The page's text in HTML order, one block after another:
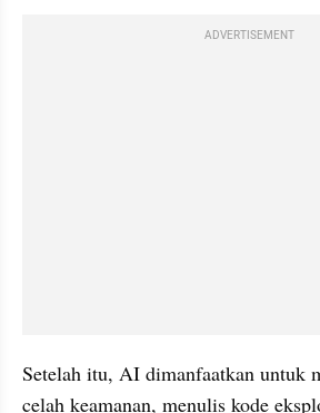
ADVERTISEMENT
Setelah itu, AI dimanfaatkan untuk
celah keamanan, menulis kode